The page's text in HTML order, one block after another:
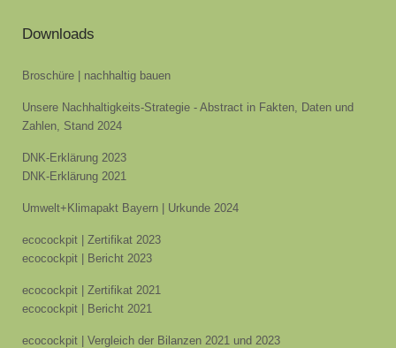
Downloads
Broschüre | nachhaltig bauen
Unsere Nachhaltigkeits-Strategie - Abstract in Fakten, Daten und
Zahlen, Stand 2024
DNK-Erklärung 2023
DNK-Erklärung 2021
Umwelt+Klimapakt Bayern | Urkunde 2024
ecocockpit | Zertifikat 2023
ecocockpit | Bericht 2023
ecocockpit | Zertifikat 2021
ecocockpit | Bericht 2021
ecocockpit | Vergleich der Bilanzen 2021 und 2023